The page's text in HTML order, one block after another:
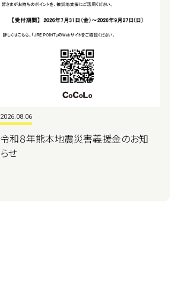
2026.08.06
令和８年熊本地震災害義援金のお知
らせ